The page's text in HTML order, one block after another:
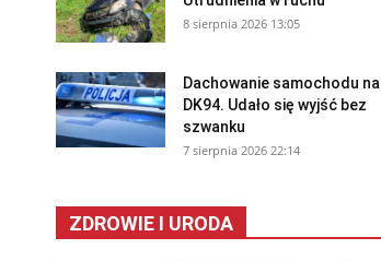
8 sierpnia 2026 13:05
Dachowanie samochodu na
DK94. Udało się wyjść bez
szwanku
7 sierpnia 2026 22:14
ZDROWIE I URODA